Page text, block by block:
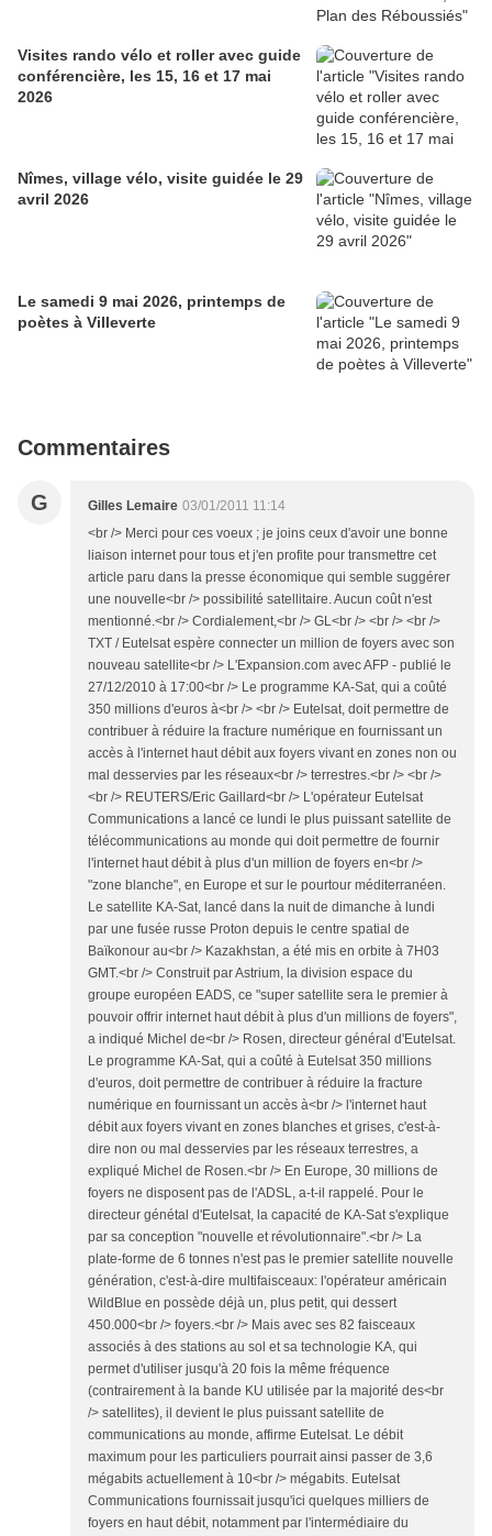
Visites rando vélo et roller avec guide
conférencière, les 15, 16 et 17 mai
2026
Nîmes, village vélo, visite guidée le 29
avril 2026
Le samedi 9 mai 2026, printemps de
poètes à Villeverte
Commentaires
G Gilles Lemaire 03/01/2011 11:14
<br /> Merci pour ces voeux ; je joins ceux d'avoir une bonne
liaison internet pour tous et j'en profite pour transmettre cet
article paru dans la presse économique qui semble suggérer
une nouvelle<br /> possibilité satellitaire. Aucun coût n'est
mentionné.<br /> Cordialement,<br /> GL<br /> <br /> <br />
TXT / Eutelsat espère connecter un million de foyers avec son
nouveau satellite<br /> L'Expansion.com avec AFP - publié le
27/12/2010 à 17:00<br /> Le programme KA-Sat, qui a coûté
350 millions d'euros à<br /> <br /> Eutelsat, doit permettre de
contribuer à réduire la fracture numérique en fournissant un
accès à l'internet haut débit aux foyers vivant en zones non ou
mal desservies par les réseaux<br /> terrestres.<br /> <br />
<br /> REUTERS/Eric Gaillard<br /> L'opérateur Eutelsat
Communications a lancé ce lundi le plus puissant satellite de
télécommunications au monde qui doit permettre de fournir
l'internet haut débit à plus d'un million de foyers en<br />
"zone blanche", en Europe et sur le pourtour méditerranéen.
Le satellite KA-Sat, lancé dans la nuit de dimanche à lundi
par une fusée russe Proton depuis le centre spatial de
Baïkonour au<br /> Kazakhstan, a été mis en orbite à 7H03
GMT.<br /> Construit par Astrium, la division espace du
groupe européen EADS, ce "super satellite sera le premier à
pouvoir offrir internet haut débit à plus d'un millions de foyers",
a indiqué Michel de<br /> Rosen, directeur général d'Eutelsat.
Le programme KA-Sat, qui a coûté à Eutelsat 350 millions
d'euros, doit permettre de contribuer à réduire la fracture
numérique en fournissant un accès à<br /> l'internet haut
débit aux foyers vivant en zones blanches et grises, c'est-à-
dire non ou mal desservies par les réseaux terrestres, a
expliqué Michel de Rosen.<br /> En Europe, 30 millions de
foyers ne disposent pas de l'ADSL, a-t-il rappelé. Pour le
directeur génétal d'Eutelsat, la capacité de KA-Sat s'explique
par sa conception "nouvelle et révolutionnaire".<br /> La
plate-forme de 6 tonnes n'est pas le premier satellite nouvelle
génération, c'est-à-dire multifaisceaux: l'opérateur américain
WildBlue en possède déjà un, plus petit, qui dessert
450.000<br /> foyers.<br /> Mais avec ses 82 faisceaux
associés à des stations au sol et sa technologie KA, qui
permet d'utiliser jusqu'à 20 fois la même fréquence
(contrairement à la bande KU utilisée par la majorité des<br
/> satellites), il devient le plus puissant satellite de
communications au monde, affirme Eutelsat. Le débit
maximum pour les particuliers pourrait ainsi passer de 3,6
mégabits actuellement à 10<br /> mégabits. Eutelsat
Communications fournissait jusqu'ici quelques milliers de
foyers en haut débit, notamment par l'intermédiaire du